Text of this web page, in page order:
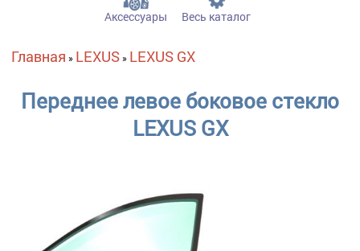
Аксессуары Весь каталог
Вы здесь
Главная » LEXUS» LEXUS GX
Переднее левое боковое стекло
LEXUS GX